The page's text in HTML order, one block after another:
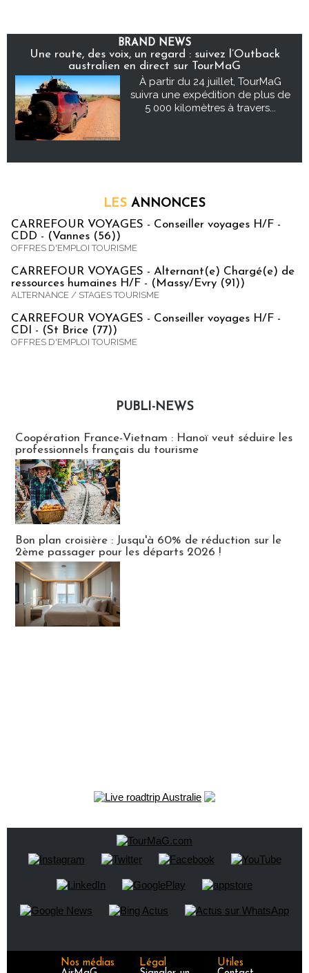
BRAND NEWS
Une route, des voix, un regard : suivez l’Outback
australien en direct sur TourMaG
À partir du 24 juillet, TourMaG
suivra une expédition de plus de
5 000 kilomètres à travers...
LES ANNONCES
CARREFOUR VOYAGES - Conseiller voyages H/F -
CDD - (Vannes (56))
OFFRES D'EMPLOI TOURISME
CARREFOUR VOYAGES - Alternant(e) Chargé(e) de
ressources humaines H/F - (Massy/Evry (91))
ALTERNANCE / STAGES TOURISME
CARREFOUR VOYAGES - Conseiller voyages H/F -
CDI - (St Brice (77))
OFFRES D'EMPLOI TOURISME
PUBLI-NEWS
Coopération France-Vietnam : Hanoï veut séduire les
professionnels français du tourisme
Bon plan croisière : Jusqu'à 60% de réduction sur le
2ème passager pour les départs 2026 !
Nos médias
Légal
Utiles